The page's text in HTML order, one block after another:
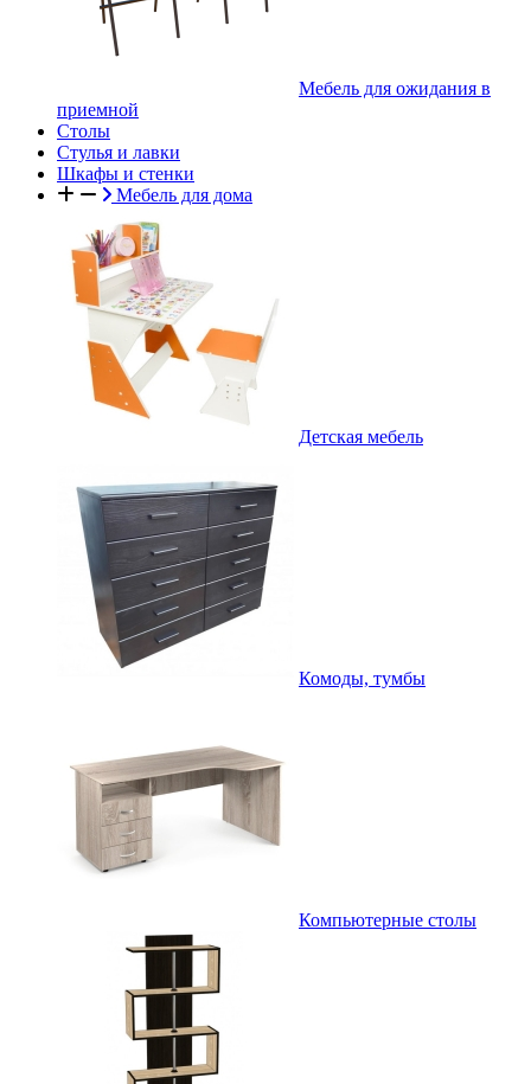
Мебель для ожидания в
приемной
Столы
Стулья и лавки
Шкафы и стенки
Мебель для дома
Детская мебель
Комоды, тумбы
Компьютерные столы